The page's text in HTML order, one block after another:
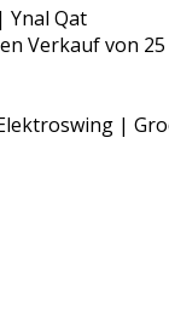
Ynal Qat
Verkauf von
|